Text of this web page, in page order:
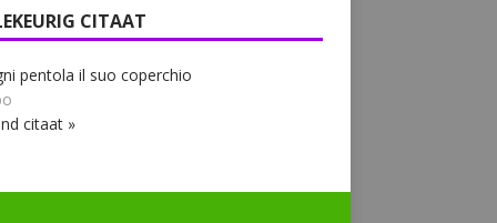
CITAAT
pentola il suo coperchio
citaat »